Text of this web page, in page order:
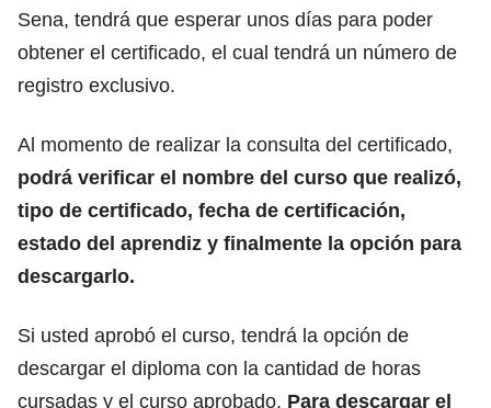
Sena, tendrá que esperar unos días para poder
obtener el certificado, el cual tendrá un número de
registro exclusivo.
Al momento de realizar la consulta del certificado,
podrá verificar el nombre del curso que realizó,
tipo de certificado, fecha de certificación,
estado del aprendiz y finalmente la opción para
descargarlo.
Si usted aprobó el curso, tendrá la opción de
descargar el diploma con la cantidad de horas
cursadas y el curso aprobado. Para descargar el